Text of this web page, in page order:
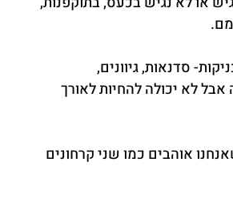
סדנאות, גיוונים,
אבל לא יכולה להחיות לאורך
אוהבים כמו שני קרחונים